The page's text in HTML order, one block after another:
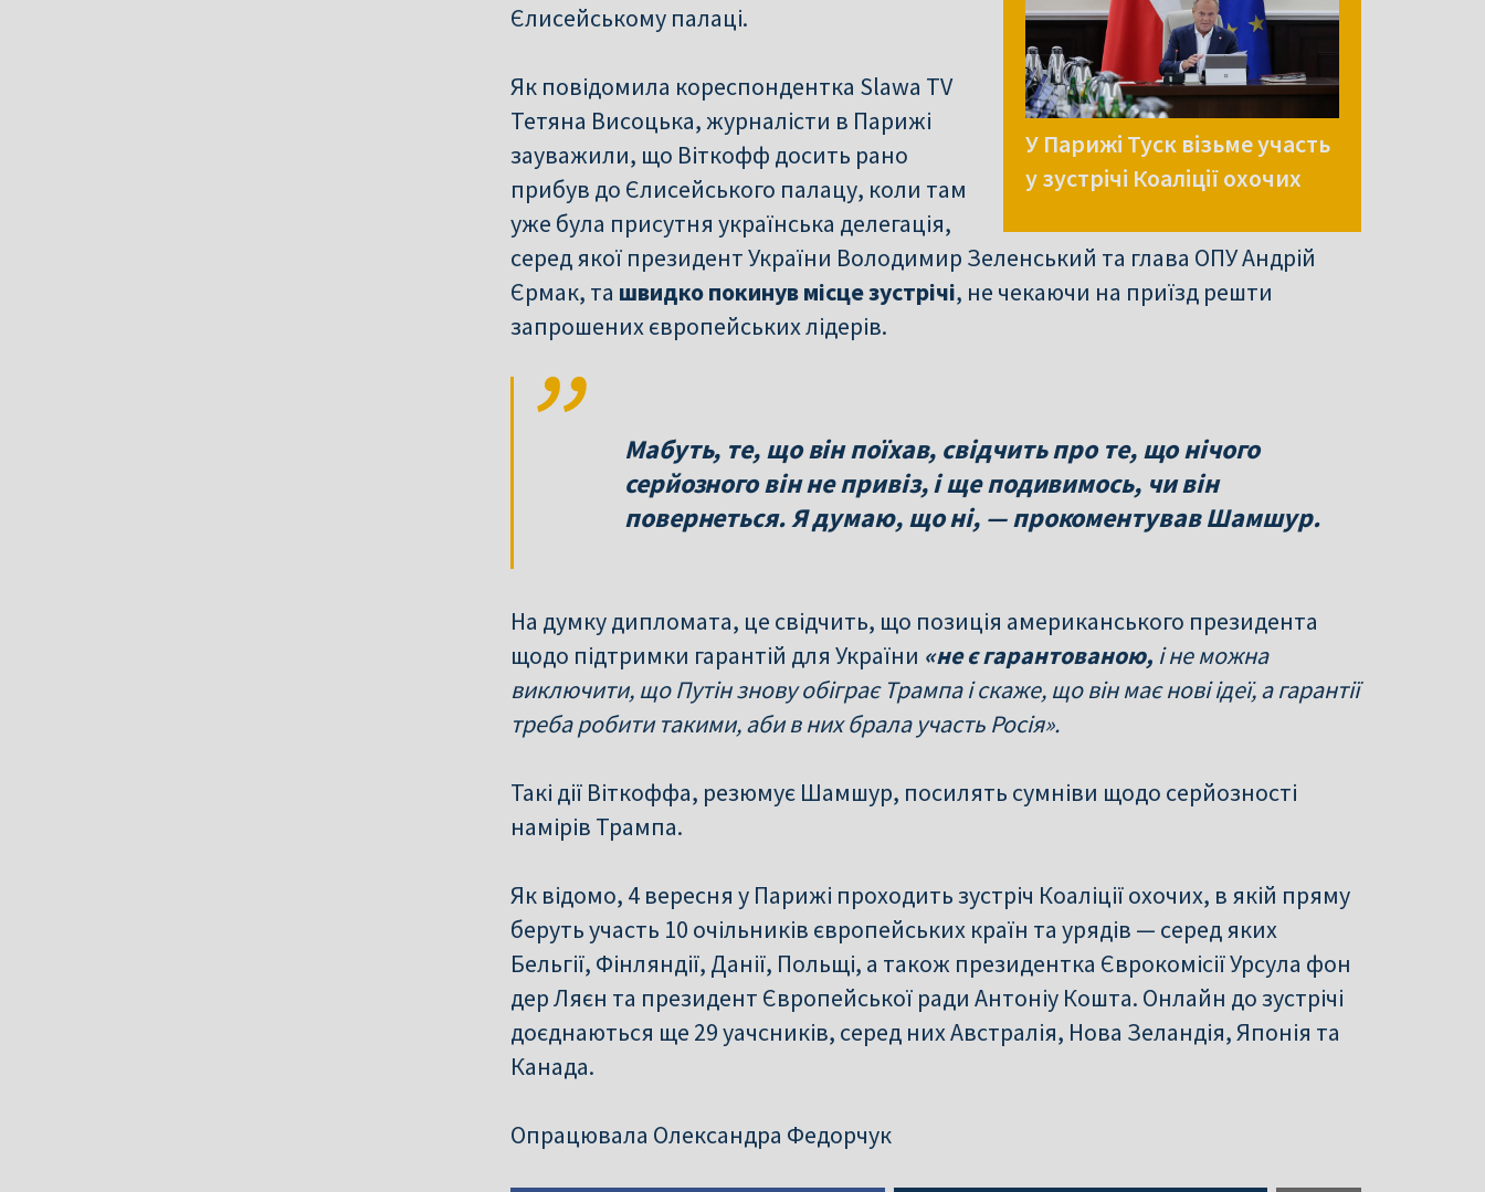
У Парижі Туск візьме участь
у зустрічі Коаліції охочих
Єлисейському палаці.
Як повідомила кореспондентка Slawa TV
Тетяна Висоцька, журналісти в Парижі
зауважили, що Віткофф досить рано
прибув до Єлисейського палацу, коли там
уже була присутня українська делегація,
серед якої президент України Володимир Зеленський та глава ОПУ Андрій
Єрмак, та швидко покинув місце зустрічі, не чекаючи на приїзд решти
запрошених європейських лідерів.
Мабуть, те, що він поїхав, свідчить про те, що нічого
серйозного він не привіз, і ще подивимось, чи він
повернеться. Я думаю, що ні, — прокоментував Шамшур.
На думку дипломата, це свідчить, що позиція американського президента
щодо підтримки гарантій для України «не є гарантованою, і не можна
виключити, що Путін знову обіграє Трампа і скаже, що він має нові ідеї, а гарантії
треба робити такими, аби в них брала участь Росія».
Такі дії Віткоффа, резюмує Шамшур, посилять сумніви щодо серйозності
намірів Трампа.
Як відомо, 4 вересня у Парижі проходить зустріч Коаліції охочих, в якій пряму
беруть участь 10 очільників європейських країн та урядів — серед яких
Бельгії, Фінляндії, Данії, Польщі, а також президентка Єврокомісії Урсула фон
дер Ляєн та президент Європейської ради Антоніу Кошта. Онлайн до зустрічі
доєднаються ще 29 уачсників, серед них Австралія, Нова Зеландія, Японія та
Канада.
Опрацювала Олександра Федорчук